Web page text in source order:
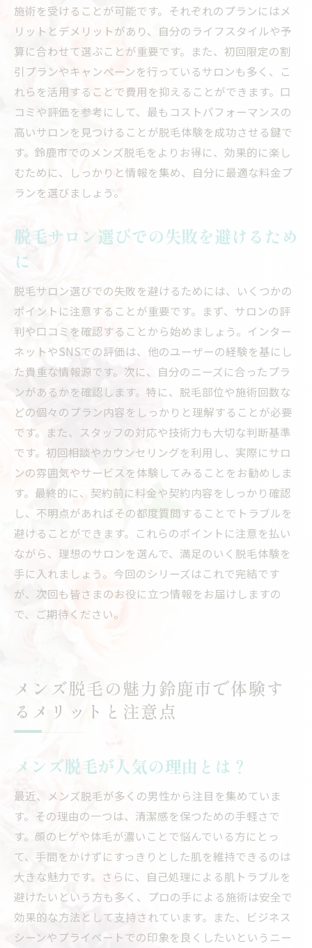
施術を受けることが可能です。それぞれのプランにはメ
リットとデメリットがあり、自分のライフスタイルや予
算に合わせて選ぶことが重要です。また、初回限定の割
引プランやキャンペーンを行っているサロンも多く、こ
れらを活用することで費用を抑えることができます。口
コミや評価を参考にして、最もコストパフォーマンスの
高いサロンを見つけることが脱毛体験を成功させる鍵で
す。鈴鹿市でのメンズ脱毛をよりお得に、効果的に楽し
むために、しっかりと情報を集め、自分に最適な料金プ
ランを選びましょう。
脱毛サロン選びでの失敗を避けるため
に
脱毛サロン選びでの失敗を避けるためには、いくつかの
ポイントに注意することが重要です。まず、サロンの評
判や口コミを確認することから始めましょう。インター
ネットやSNSでの評価は、他のユーザーの経験を基にし
た貴重な情報源です。次に、自分のニーズに合ったプラ
ンがあるかを確認します。特に、脱毛部位や施術回数な
どの個々のプラン内容をしっかりと理解することが必要
です。また、スタッフの対応や技術力も大切な判断基準
です。初回相談やカウンセリングを利用し、実際にサロ
ンの雰囲気やサービスを体験してみることをお勧めしま
す。最終的に、契約前に料金や契約内容をしっかり確認
し、不明点があればその都度質問することでトラブルを
避けることができます。これらのポイントに注意を払い
ながら、理想のサロンを選んで、満足のいく脱毛体験を
手に入れましょう。今回のシリーズはこれで完結です
が、次回も皆さまのお役に立つ情報をお届けしますの
で、ご期待ください。
メンズ脱毛の魅力鈴鹿市で体験す
るメリットと注意点
メンズ脱毛が人気の理由とは？
最近、メンズ脱毛が多くの男性から注目を集めていま
す。その理由の一つは、清潔感を保つための手軽さで
す。顔のヒゲや体毛が濃いことで悩んでいる方にとっ
て、手間をかけずにすっきりとした肌を維持できるのは
大きな魅力です。さらに、自己処理による肌トラブルを
避けたいという方も多く、プロの手による施術は安全で
効果的な方法として支持されています。また、ビジネス
シーンやプライベートでの印象を良くしたいというニー